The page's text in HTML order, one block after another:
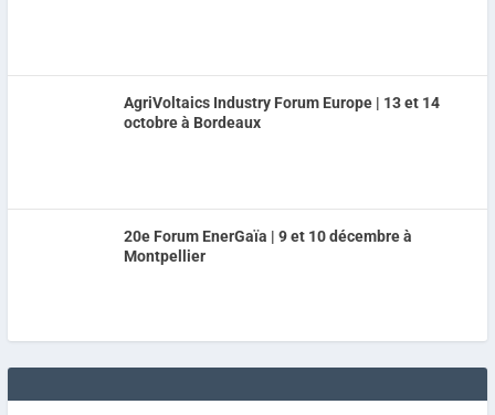
AgriVoltaics Industry Forum Europe | 13 et 14
octobre à Bordeaux
20e Forum EnerGaïa | 9 et 10 décembre à
Montpellier